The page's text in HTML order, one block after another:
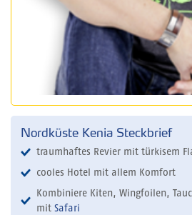
Nordküste Kenia Steckbrief
traumhaftes Revier mit türkisem
cooles Hotel mit allem Komfort
Kombiniere Kiten, Wingfoilen,
mit Safari